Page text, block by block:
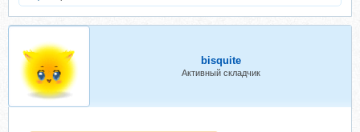
bisquite
Активный складчик